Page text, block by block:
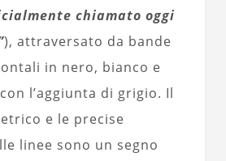
chiamato oggi
), attraversato da bande
in nero, bianco e
l’aggiunta di grigio. Il
e le precise
linee sono un segno